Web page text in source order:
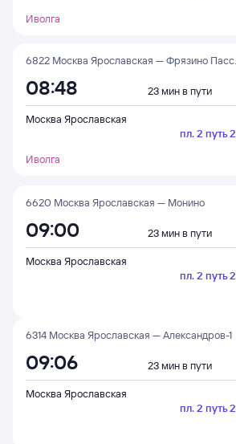
Иволга
6822 Москва Ярославская — Фрязино Пасс.
08:48 23 мин в пути
Москва Ярославская
пл. 2 путь 2
Иволга
6620 Москва Ярославская — Монино
09:00 23 мин в пути
Москва Ярославская
пл. 2 путь 2
6314 Москва Ярославская — Александров-1
09:06 23 мин в пути
Москва Ярославская
пл. 2 путь 2